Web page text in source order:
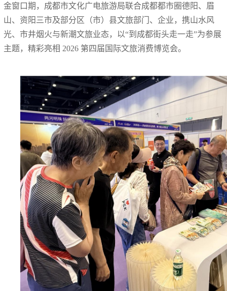
金窗口期，成都市文化广电旅游局联合成都都市圈德阳、眉
山、资阳三市及部分区（市）县文旅部门、企业，携山水风
光、市井烟火与新潮文旅业态，以“到成都街头走一走”为参展
主题，精彩亮相 2026 第四届国际文旅消费博览会。